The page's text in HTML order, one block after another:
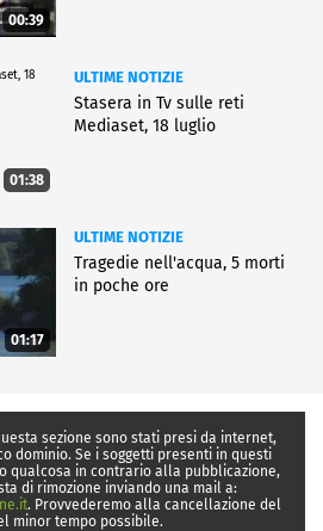
00:39
01:38
ULTIME NOTIZIE
Stasera in Tv sulle reti
Mediaset, 18 luglio
01:17
ULTIME NOTIZIE
Tragedie nell'acqua, 5 morti
in poche ore
sezione sono stati presi da internet,
dominio. Se i soggetti presenti in questi
qualcosa in contrario alla pubblicazione,
di rimozione inviando una mail a:
. Provvederemo alla cancellazione del
minor tempo possibile.